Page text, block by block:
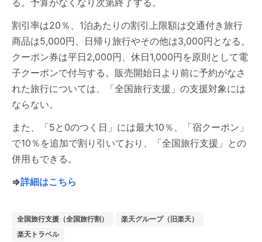
る。予算がなくなり次第終了する。
割引率は20％、1泊あたりの割引上限額は交通付き旅行
商品は5,000円、日帰り旅行やその他は3,000円となる。
クーポン券は平日2,000円、休日1,000円を原則として電
子クーポンで付与する。販売開始日より前に予約がなさ
れた旅行については、「全国旅行支援」の支援対象には
ならない。
また、「5と0のつく日」には最大10％、「宿クーポン」
で10％を追加で割り引いており、「全国旅行支援」との
併用もできる。
⇒詳細はこちら
全国旅行支援（全国旅行割）
楽天グループ（旧楽天）
楽天トラベル